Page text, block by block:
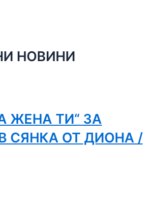
НОВИНИ
ЖЕНА ТИ“ ЗА
СЯНКА ОТ ДИОНА /